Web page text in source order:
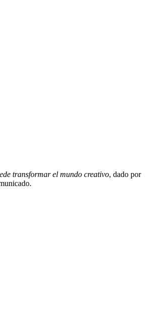
transformar el mundo creativo, dado por